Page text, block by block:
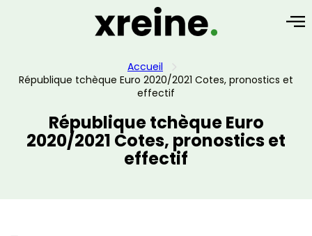
Accueil
République tchèque Euro 2020/2021 Cotes, pronostics et
effectif
République tchèque Euro
2020/2021 Cotes, pronostics et
effectif